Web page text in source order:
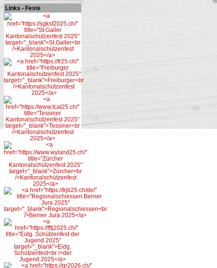
Links - Feste